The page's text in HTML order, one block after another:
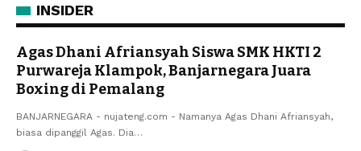
INSIDER
Agas Dhani Afriansyah Siswa SMK HKTI 2
Purwareja Klampok, Banjarnegara Juara
Boxing di Pemalang
BANJARNEGARA - nujateng.com - Namanya Agas Dhani Afriansyah,
biasa dipanggil Agas. Dia…